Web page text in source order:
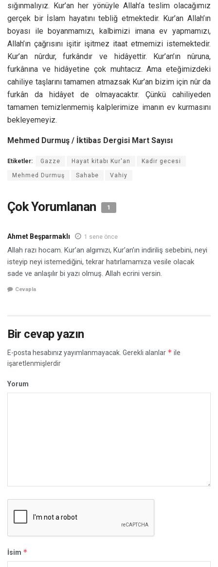
sığınmalıyız. Kur’an her yönüyle Allah’a teslim olacağımız
gerçek bir İslam hayatını tebliğ etmektedir. Kur’an Allah’ın
boyası ile boyanmamızı, kalbimizi imana ev yapmamızı,
Allah’ın çağrısını işitir işitmez itaat etmemizi istemektedir.
Kur’an nûrdur, furkândır ve hidâyettir. Kur’an’ın nûruna,
furkânına ve hidâyetine çok muhtacız. Ama eteğimizdeki
cahiliye taşlarını tamamen atmazsak Kur’an bizim için nûr da
furkân da hidâyet de olmayacaktır. Çünkü cahiliyeden
tamamen temizlenmemiş kalplerimize imanın ev kurmasını
bekleyemeyiz.
Mehmed Durmuş / İktibas Dergisi Mart Sayısı
Etiketler: Gazze Hayat kitabı Kur'an Kadir gecesi
Mehmed Durmuş Sahabe Vahiy
Çok Yorumlanan 1
Ahmet Beşparmaklı 1 sene önce
Allah razı hocam. Kur’an algımızı, Kur’an’ın indiriliş sebebini, neyi
isteyip neyi istemediğini, tekrar hatırlamamıza vesile olacak
sade ve anlaşılır bi yazı olmuş. Allah ecrini versin.
Cevapla
Bir cevap yazın
E-posta hesabınız yayımlanmayacak. Gerekli alanlar * ile
işaretlenmişlerdir
Yorum
İsim *